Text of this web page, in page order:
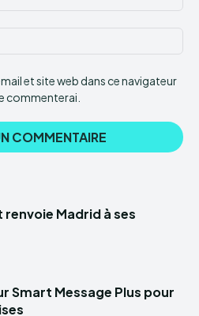
:*
:
et site web dans ce navigateur
commenterai.
renvoie Madrid à ses
Smart Message Plus pour